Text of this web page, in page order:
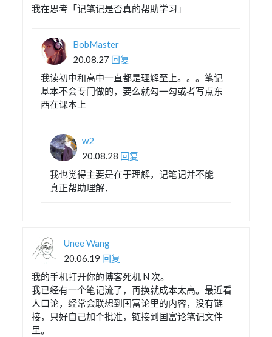
我在思考「记笔记是否真的帮助学习」
BobMaster
20.08.27 回复
我读初中和高中一直都是理解至上。。。笔记
基本不会专门做的，要么就勾一勾或者写点东
西在课本上
w2
20.08.28 回复
我也觉得主要是在于理解，记笔记并不能
真正帮助理解．
Unee Wang
20.06.19 回复
我的手机打开你的博客死机 N 次。
我已经有一个笔记流了，再换就成本太高。最近看
人口论，经常会联想到国富论里的内容，没有链
接，只好自己加个批准，链接到国富论笔记文件
里。